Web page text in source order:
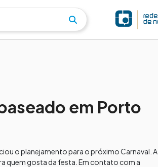
em Porto
o planejamento para o próximo Carnaval. A
quem gosta da festa. Em contato com a